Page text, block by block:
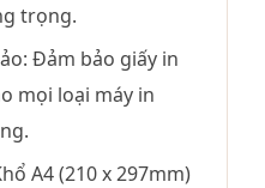
trọng.
Đảm bảo giấy in
mọi loại máy in
A4 (210 x 297mm)